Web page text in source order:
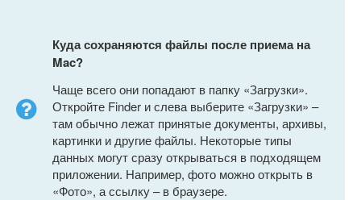
Куда сохраняются файлы после приема на
Mac?
Чаще всего они попадают в папку «Загрузки».
Откройте Finder и слева выберите «Загрузки» –
там обычно лежат принятые документы, архивы,
картинки и другие файлы. Некоторые типы
данных могут сразу открываться в подходящем
приложении. Например, фото можно открыть в
«Фото», а ссылку – в браузере.